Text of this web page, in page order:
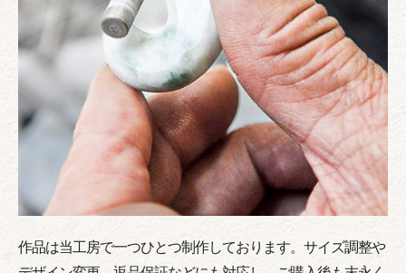
作品は当工房で一つひとつ制作しております。サイズ調整や